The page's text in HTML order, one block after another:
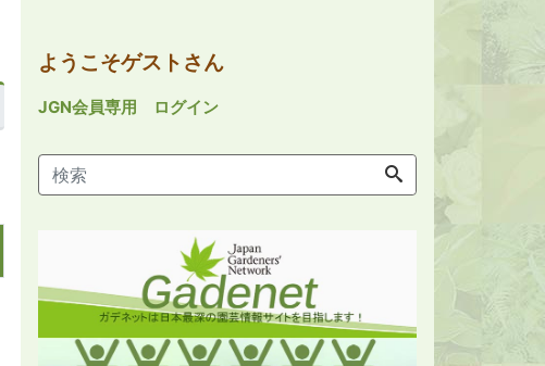
ようこそゲストさん
JGN会員専用 ログイン